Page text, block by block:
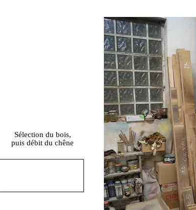
Sélection du bois,
puis débit du chêne